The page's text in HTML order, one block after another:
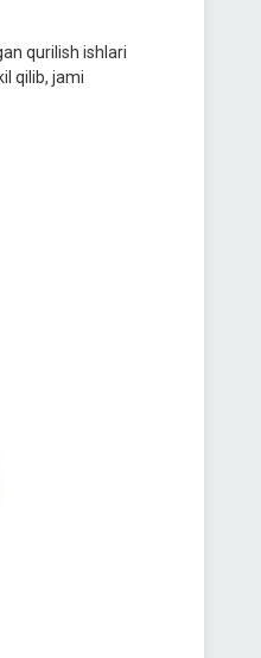
qurilish ishlari
qilib, jami